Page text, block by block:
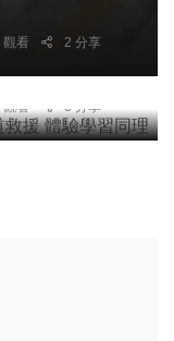
觀看 2 分享
看 3 分享